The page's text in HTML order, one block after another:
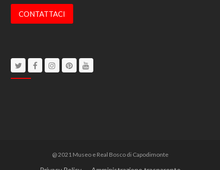
CONTATTACI
TwitterFacebookInstagram
Pinterest
@ 2021 Museo e Real Bosco di Capodimonte